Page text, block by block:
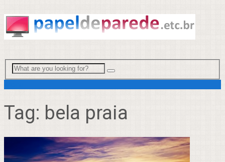
Tag: bela praia